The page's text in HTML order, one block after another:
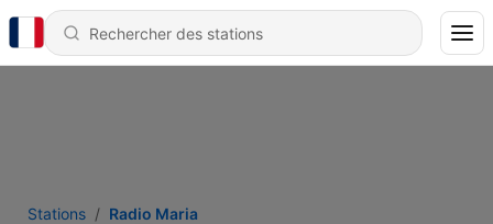
Stations Radio Maria